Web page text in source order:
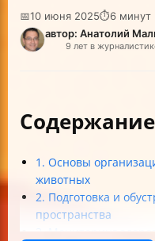
📅10 июня 2025⏱6 минут
автор: Анатолий
9 лет в
1. Основы
животных
2. Подготовка и
пространства
3. Мониторинг